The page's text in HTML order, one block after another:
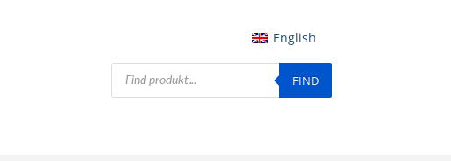
English
Products
search
FIND